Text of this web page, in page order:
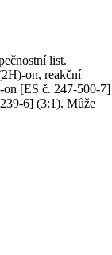
list.
on, reakční
[ES č. 247-500-7]
6] (3:1). Může